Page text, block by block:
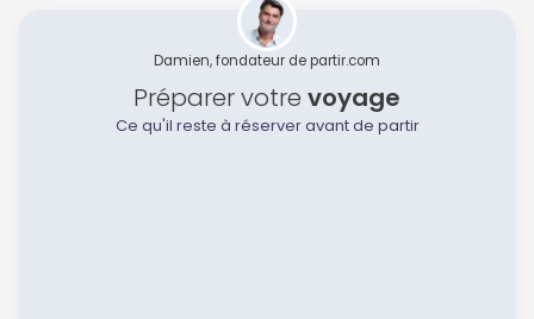
Damien, fondateur de partir.com
Préparer votre voyage
Ce qu'il reste à réserver avant de partir